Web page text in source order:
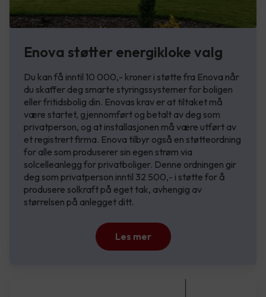
Enova støtter energikloke valg
Du kan få inntil 10 000,- kroner i støtte fra Enova når
du skaffer deg smarte styringssystemer for boligen
eller fritidsbolig din. Enovas krav er at tiltaket må
være startet, gjennomført og betalt av deg som
privatperson, og at installasjonen må være utført av
et registrert firma. Enova tilbyr også en støtteordning
for alle som produserer sin egen strøm via
solcelleanlegg for privatboliger. Denne ordningen gir
deg som privatperson inntil 32 500,- i støtte for å
produsere solkraft på eget tak, avhengig av
størrelsen på anlegget ditt.
Les mer